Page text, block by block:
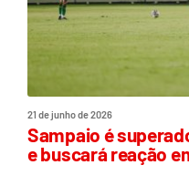
21 de junho de 2026
Sampaio é
e buscará reação